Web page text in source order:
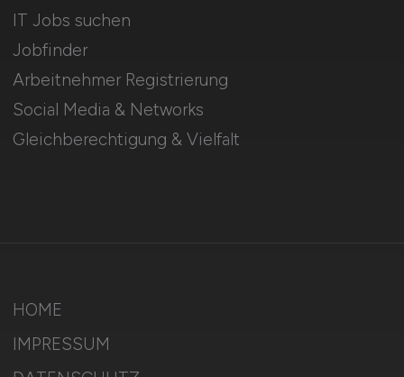
IT Jobs suchen
Jobfinder
Arbeitnehmer Registrierung
Social Media & Networks
Gleichberechtigung & Vielfalt
HOME
IMPRESSUM